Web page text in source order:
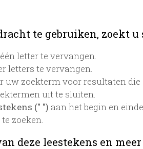
te gebruiken, zoekt
letter te vervangen.
letters te vervangen.
uw zoekterm voor resultaten die
uit te sluiten.
(" ") aan het begin en
zoeken.
deze leestekens en